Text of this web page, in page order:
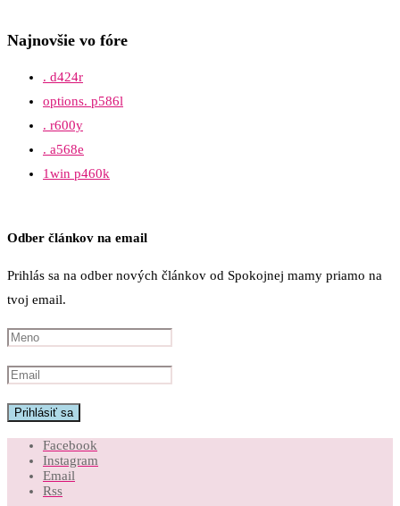
Najnovšie vo fóre
. d424r
options. p586l
. r600y
. a568e
1win p460k
Odber článkov na email
Prihlás sa na odber nových článkov od Spokojnej mamy priamo na
tvoj email.
Facebook
Instagram
Email
Rss